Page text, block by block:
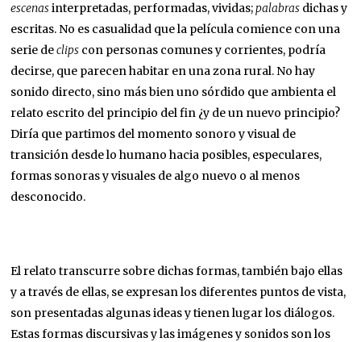
escenasinterpretadas, performadas, vividas;palabras dichas y
escritas. No es casualidad que la película comience con una
serie declips con personas comunes y corrientes, podría
decirse, que parecen habitar en una zona rural. No hay
sonido directo, sino más bien uno sórdido que ambienta el
relato escrito del principio del fin ¿y de un nuevo principio?
Diría que partimos del momento sonoro y visual de
transición desde lo humano hacia posibles, especulares,
formas sonoras y visuales de algo nuevo o al menos
desconocido.
El relato transcurre sobre dichas formas, también bajo ellas
y a través de ellas, se expresan los diferentes puntos de vista,
son presentadas algunas ideas y tienen lugar los diálogos.
Estas formas discursivas y las imágenes y sonidos son los